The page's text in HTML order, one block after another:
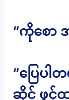
“ကိုစော
“ပြေပါ
ဆိုင် ဖွင့်